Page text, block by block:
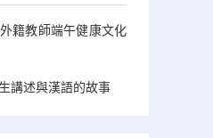
籍教師端午健康文化
講述與漢語的故事